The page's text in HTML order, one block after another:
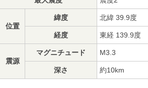
位置
緯度 北緯 39.9度
経度 東経 139.9度
震源
マグニチュード M3.3
深さ 約10km